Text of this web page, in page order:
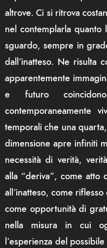
altrove. Ci si ritrova
nel contemplarla quanto
sguardo, sempre in
dall’inatteso. Ne risulta
apparentemente
e futuro
contemporaneamente
temporali che una
dimensione apre infiniti
necessità di verità,
alla “deriva”, come atto
all’inatteso, come
come opportunità di
nella misura in cui
l’esperienza del